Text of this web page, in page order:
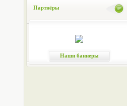
Партнёры
Наши баннеры